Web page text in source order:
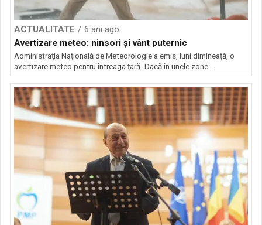
ACTUALITATE
6 ani ago
Avertizare meteo: ninsori și vânt puternic
Administrația Națională de Meteorologie a emis, luni dimineață, o
avertizare meteo pentru întreaga țară. Dacă în unele zone...